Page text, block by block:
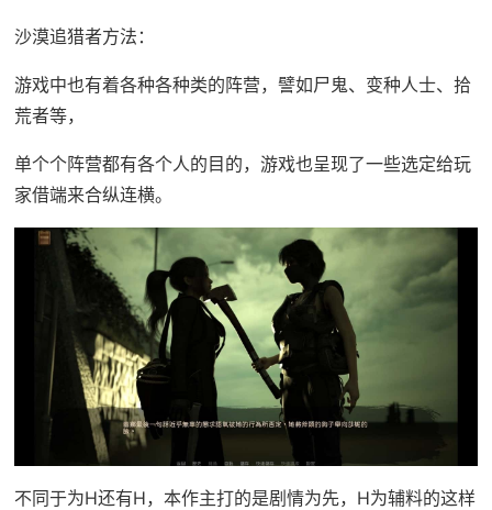
沙漠追猎者方法：
游戏中也有着各种各种类的阵营，譬如尸鬼、变种人士、拾
荒者等，
单个个阵营都有各个人的目的，游戏也呈现了一些选定给玩
家借端来合纵连横。
不同于为H还有H，本作主打的是剧情为先，H为辅料的这样